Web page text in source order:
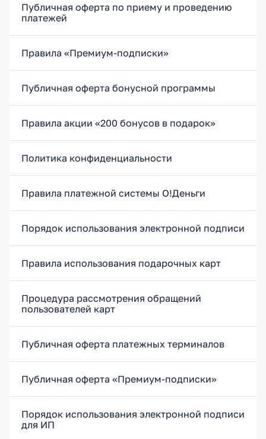
Публичная оферта по приему и проведению
платежей
Правила «Премиум-подписки»
Публичная оферта бонусной программы
Правила акции «200 бонусов в подарок»
Политика конфиденциальности
Правила платежной системы О!Деньги
Порядок использования электронной подписи
Правила использования подарочных карт
Процедура рассмотрения обращений
пользователей карт
Публичная оферта платежных терминалов
Публичная оферта «Премиум-подписки»
Порядок использования электронной подписи
для ИП